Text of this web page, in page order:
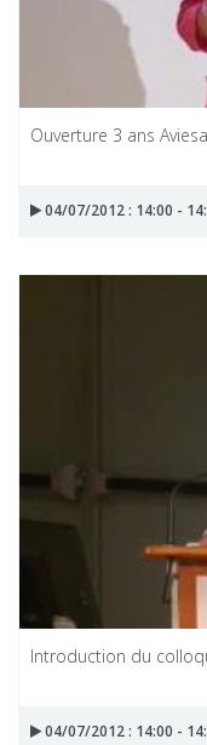
Ouverture 3 ans
04/07/2012 : 14:00 -
Introduction du
04/07/2012 : 14:00 -